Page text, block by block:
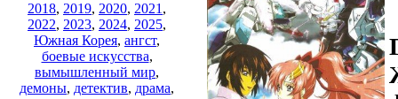
2018, 2019, 2020, 2021 ,
2022, 2023, 2024, 2025,
Южная Корея, ангст,
боевые искусства,
вымышленный мир,
демоны, детектив, драма,